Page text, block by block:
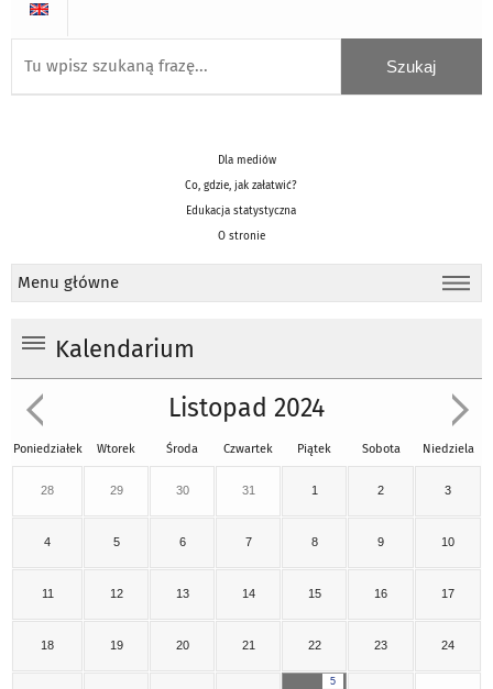
Dla mediów
Co, gdzie, jak załatwić?
Edukacja statystyczna
O stronie
Menu główne
Kalendarium
Listopad 2024
Poniedziałek Wtorek Środa Czwartek Piątek Sobota Niedziela
28 29 30 31 1 2 3
4 5 6 7 8 9 10
11 12 13 14 15 16 17
18 19 20 21 22 23 24
5